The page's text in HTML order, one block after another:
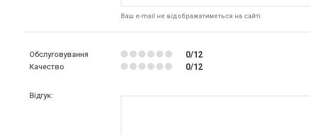
Ваш e-mail не відображатиметься на сайті
Обслуговування 0/12
Качество 0/12
Відгук: